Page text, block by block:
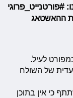
ההאשטאג
לעיל.
של השולח
כי אין בתוכן